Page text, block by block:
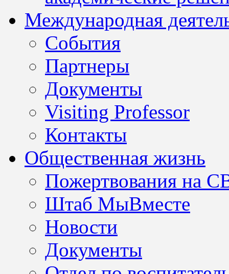
Международная
События
Партнеры
Документы
Visiting Professor
Контакты
Общественная жизнь
Пожертвования на
Штаб МыВместе
Новости
Документы